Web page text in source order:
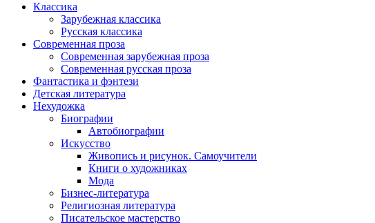
Классика
Зарубежная классика
Русская классика
Современная проза
Современная зарубежная проза
Современная русская проза
Фантастика и фэнтези
Детская литература
Нехудожка
Биографии
Автобиографии
Искусство
Живопись и рисунок. Самоучители
Книги о художниках
Мода
Бизнес-литература
Религиозная литература
Писательское мастерство